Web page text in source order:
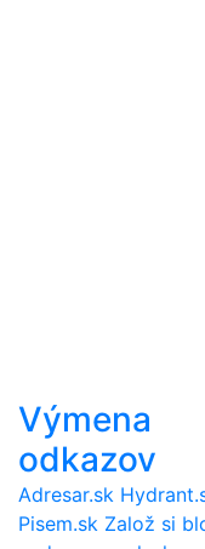
Výmena
odkazov
Adresar.sk
Pisem.sk Založ si